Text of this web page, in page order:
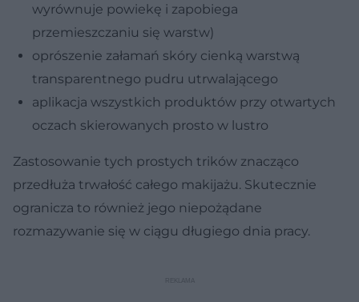
wyrównuje powiekę i zapobiega
przemieszczaniu się warstw)
oprószenie załamań skóry cienką warstwą
transparentnego pudru utrwalającego
aplikacja wszystkich produktów przy otwartych
oczach skierowanych prosto w lustro
Zastosowanie tych prostych trików znacząco
przedłuża trwałość całego makijażu. Skutecznie
ogranicza to również jego niepożądane
rozmazywanie się w ciągu długiego dnia pracy.